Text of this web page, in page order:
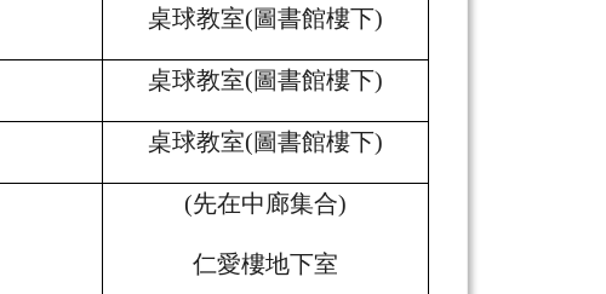
桌球教室(圖書館樓下)
桌球教室(圖書館樓下)
桌球教室(圖書館樓下)
(先在中廊集合)
仁愛樓地下室